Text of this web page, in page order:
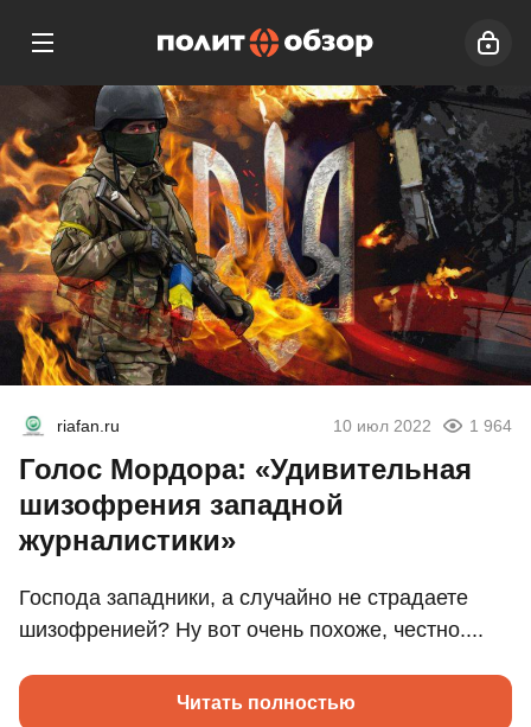
riafan.ru 10 июл 2022 1 964
Голос Мордора: «Удивительная
шизофрения западной
журналистики»
Господа западники, а случайно не страдаете
шизофренией? Ну вот очень похоже, честно....
Читать полностью